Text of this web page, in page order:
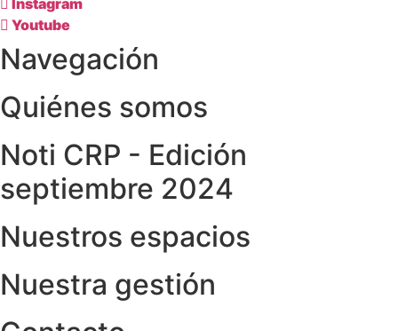
Youtube
Navegación
Quiénes somos
Noti CRP - Edición
septiembre 2024
Nuestros espacios
Nuestra gestión